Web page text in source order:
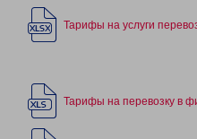
Тарифы на услуги
Тарифы на перевозку в